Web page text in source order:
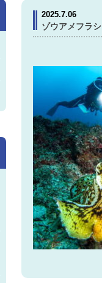
2025.7.06
ゾウアメフラシ